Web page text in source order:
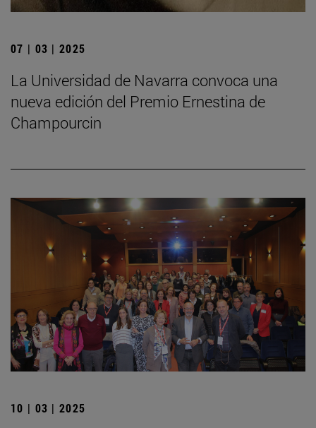
07 | 03 | 2025
La Universidad de Navarra convoca una
nueva edición del Premio Ernestina de
Champourcin
10 | 03 | 2025